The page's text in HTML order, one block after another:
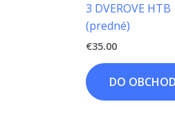
3 DVEROVE
(predné)
€35.00
DO